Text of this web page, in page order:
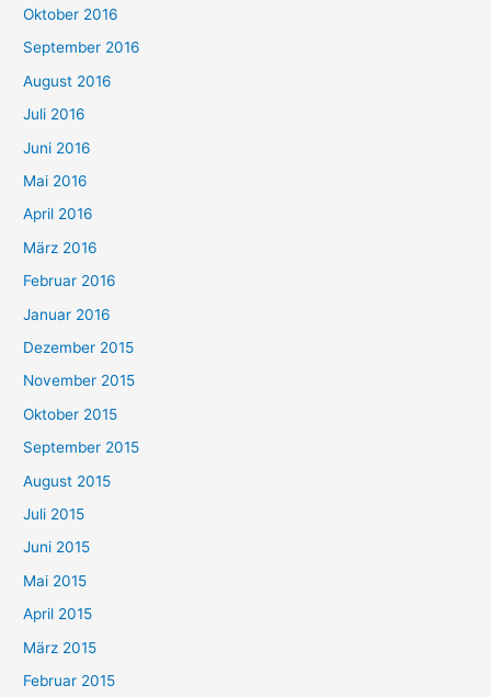
Oktober 2016
September 2016
August 2016
Juli 2016
Juni 2016
Mai 2016
April 2016
März 2016
Februar 2016
Januar 2016
Dezember 2015
November 2015
Oktober 2015
September 2015
August 2015
Juli 2015
Juni 2015
Mai 2015
April 2015
März 2015
Februar 2015